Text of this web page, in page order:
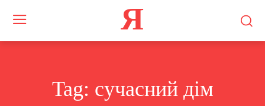
Я
Tag: сучасний дім